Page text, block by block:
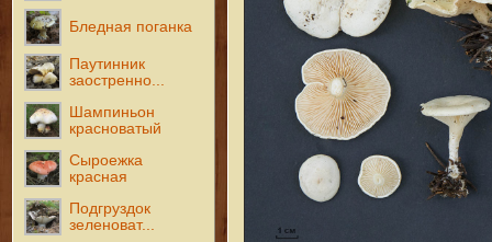
Бледная поганка
Паутинник
заостренно...
Шампиньон
красноватый
Сыроежка
красная
Подгруздок
зеленоват...